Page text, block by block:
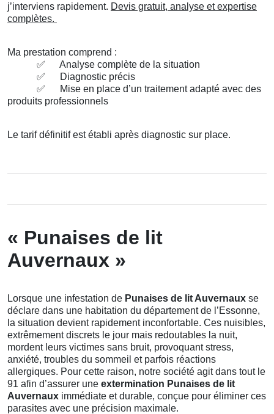
j’interviens rapidement. Devis gratuit, analyse et expertise
complètes.
Ma prestation comprend :
✅
Analyse complète de la situation
✅
Diagnostic précis
✅
Mise en place d’un traitement adapté avec des
produits professionnels
Le tarif définitif est établi après diagnostic sur place.
« Punaises de lit
Auvernaux »
Lorsque une infestation de Punaises de lit Auvernaux se
déclare dans une habitation du département de l’Essonne,
la situation devient rapidement inconfortable. Ces nuisibles,
extrêmement discrets le jour mais redoutables la nuit,
mordent leurs victimes sans bruit, provoquant stress,
anxiété, troubles du sommeil et parfois réactions
allergiques. Pour cette raison, notre société agit dans tout le
91 afin d’assurer une extermination Punaises de lit
Auvernaux immédiate et durable, conçue pour éliminer ces
parasites avec une précision maximale.